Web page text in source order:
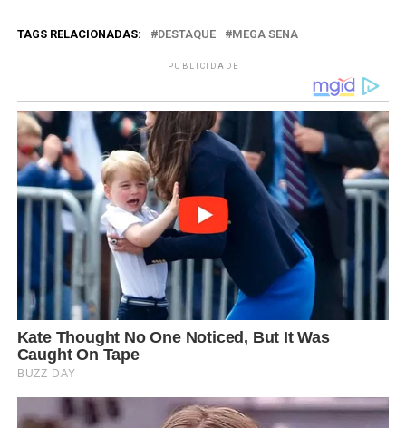
TAGS RELACIONADAS: DESTAQUE MEGA SENA
PUBLICIDADE